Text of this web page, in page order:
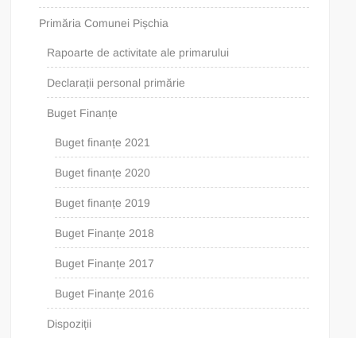
Primăria Comunei Pișchia
Rapoarte de activitate ale primarului
Declarații personal primărie
Buget Finanțe
Buget finanțe 2021
Buget finanțe 2020
Buget finanțe 2019
Buget Finanțe 2018
Buget Finanțe 2017
Buget Finanțe 2016
Dispoziții